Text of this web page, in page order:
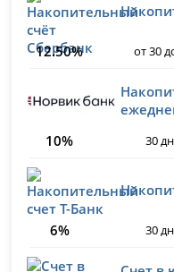
12.50% от 30
10%
30
6% 30